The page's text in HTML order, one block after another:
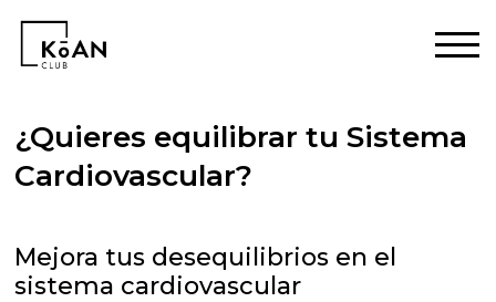
¿Quieres equilibrar tu Sistema
Cardiovascular?
Mejora tus desequilibrios en el
sistema cardiovascular